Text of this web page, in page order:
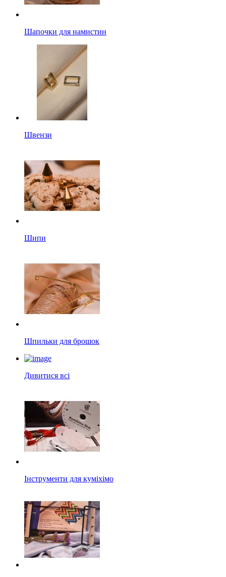
Шапочки для намистин
Швензи
Шипи
Шпильки для брошок
Дивитися всі
Інструменти для куміхімо